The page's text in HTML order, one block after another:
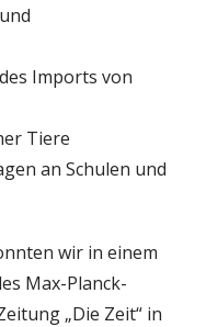
Imports von
Tiere
an Schulen und
wir in einem
Max-Planck-
„Die Zeit“ in